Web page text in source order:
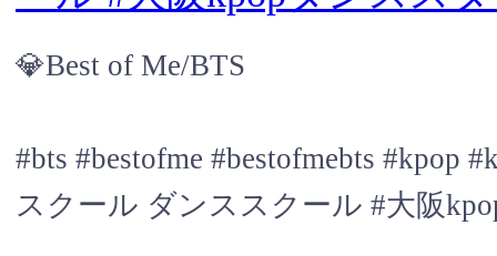
💎Best of Me/BTS
#bts #bestofme #bestofmebts
スクール ダンススクール #大阪